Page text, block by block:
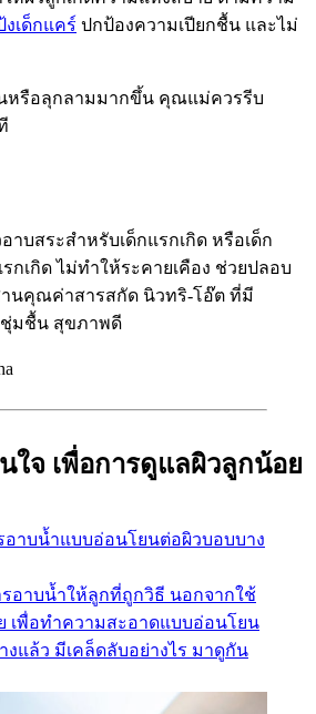
งเด็กแคร์ ปกป้องความเปียกชื้น และไม่
หรือลุกลามมากขึ้น คุณแม่ควรรีบ
าบสระสำหรับเด็กแรกเกิด หรือเด็ก
กเกิด ไม่ทำให้ระคายเคือง ช่วยปลอบ
านคุณค่าสารสกัด นิวทริ-โอ๊ต ที่มี
มชื้น สุขภาพดี
จ เพื่อการดูแลผิวลูกน้อย
อาบน้ำแบบอ่อนโยนต่อผิวบอบบาง
อาบน้ำให้ลูกที่ถูกวิธี นอกจากใช้
เพื่อทำความสะอาดแบบอ่อนโยน
งแล้ว มีเคล็ดลับอย่างไร มาดูกัน